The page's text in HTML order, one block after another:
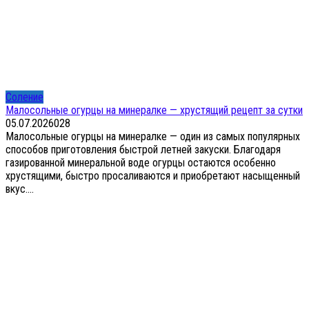
Соление
Малосольные огурцы на минералке — хрустящий рецепт за сутки
05.07.2026028
Малосольные огурцы на минералке — один из самых популярных
способов приготовления быстрой летней закуски. Благодаря
газированной минеральной воде огурцы остаются особенно
хрустящими, быстро просаливаются и приобретают насыщенный
вкус....